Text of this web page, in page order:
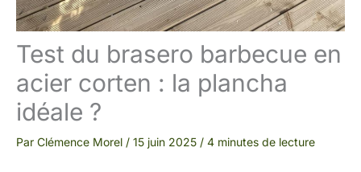
Test du brasero barbecue en
acier corten : la plancha
idéale ?
Par Clémence Morel / 15 juin 2025 / 4 minutes de lecture